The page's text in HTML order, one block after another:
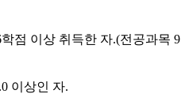
점 이상 취득한 자.(전공과목 9
이상인 자.